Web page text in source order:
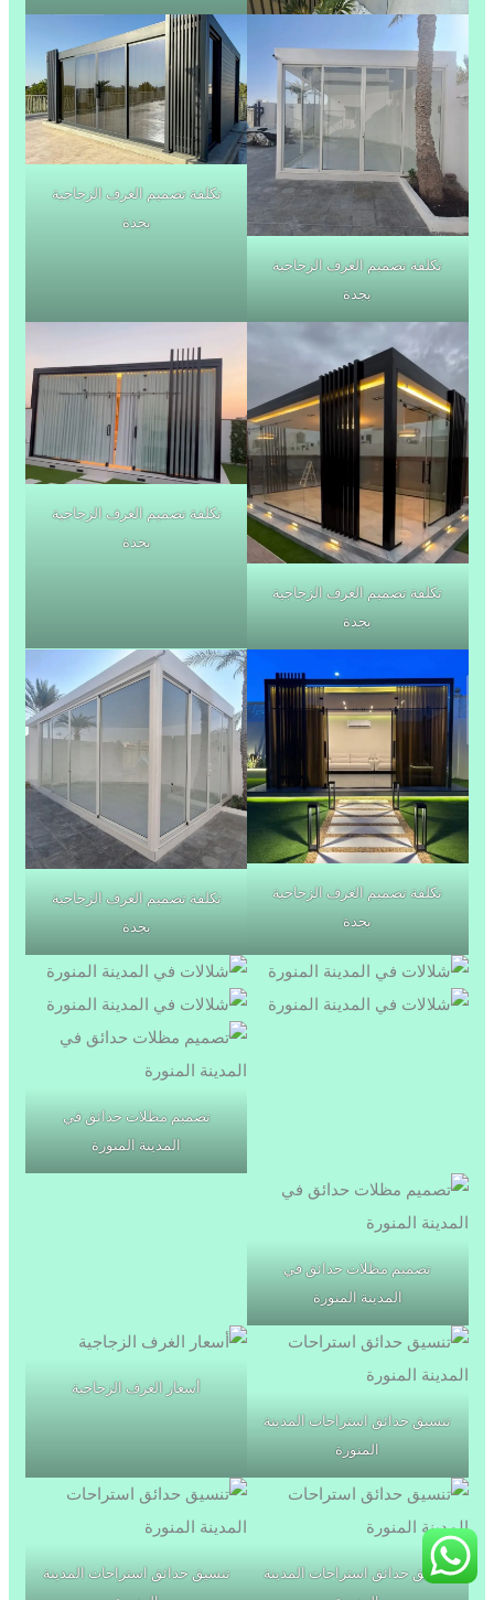
تكلفة تصميم الغرف الزجاجية
بجدة
تكلفة تصميم الغرف الزجاجية
بجدة
تكلفة تصميم الغرف الزجاجية
بجدة
تكلفة تصميم الغرف الزجاجية
بجدة
تكلفة تصميم الغرف الزجاجية
بجدة
تكلفة تصميم الغرف الزجاجية
بجدة
تصميم مظلات حدائق في
المدينة المنورة
تصميم مظلات حدائق في
المدينة المنورة
تنسيق حدائق استراحات المدينة
المنورة
أسعار الغرف الزجاجية
تنسيق حدائق استراحات المدينة
تنسيق حدائق استراحات المدينة